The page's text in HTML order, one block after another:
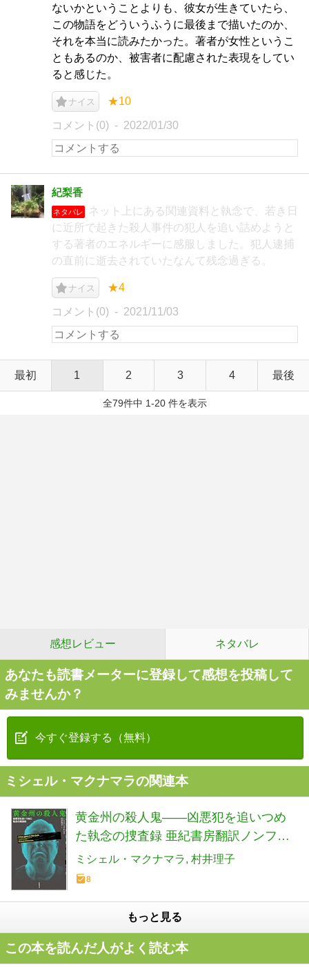
ないかということよりも、彼女が生きていたら、
この物語をどういうふうに最後まで描いたのか、
それを本当に読みたかった。著者が女性というこ
ともあるのか、被害者に配慮された表現をしてい
ると感じた。
ナイス ★10
コメント(0) 2022/01/30
紀梨香
ネタバレ
ネット上にある関連資料と執念で、若き日
に近所で起きた殺人事件の犯人を追い詰めようと
する著者のエネルギーに感服しました。犯人逮捕
の直前に逝去されていたなんて残念過ぎる。
ナイス ★4
コメント(0) 2021/11/03
最初 1 2 3 4 最後
全79件中 1-20 件を表示
感想レビュー ネタバレ
あなたも読書メーターに登録して感想を投稿して
みませんか？
今すぐ登録する（無料）
ミシェル・マクナマラの関連本
黄金州の殺人鬼――凶悪犯を追いつめ
た執念の捜査録 亜紀書房翻訳ノンフィ
クション・シリーズ
ミシェル・マクナマラ 村井理子
8
もっと見る
この本を読んだ人がよく読む本